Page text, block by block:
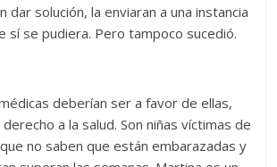
dar solución, la enviaran a una instancia
sí se pudiera. Pero tampoco sucedió.
deberían ser a favor de ellas,
a la salud. Son niñas víctimas de
no saben que están embarazadas y